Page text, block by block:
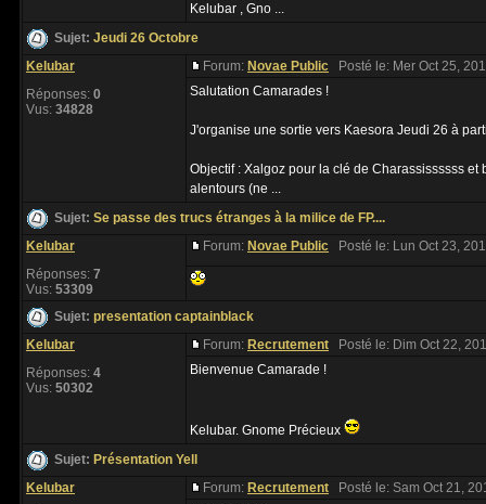
Kelubar , Gno ...
Sujet: Jeudi 26 Octobre
Kelubar
Réponses: 0
Vus: 34828
Forum: Novae Public Posté le: Mer Oct 25,
Salutation Camarades !
J'organise une sortie vers Kaesora Jeudi 26 à
Objectif : Xalgoz pour la clé de Charassissssss et
alentours (ne ...
Sujet: Se passe des trucs étranges à la milice de FP....
Kelubar
Réponses: 7
Vus: 53309
Forum: Novae Public Posté le: Lun Oct 23,
Sujet: presentation captainblack
Kelubar
Réponses: 4
Vus: 50302
Forum: Recrutement Posté le: Dim Oct 22,
Bienvenue Camarade !
Kelubar. Gnome Précieux
Sujet: Présentation Yell
Kelubar
Forum: Recrutement Posté le: Sam Oct 21,